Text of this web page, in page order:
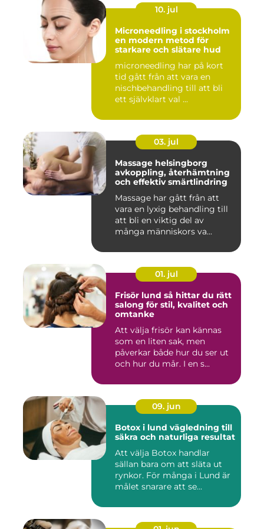
10. jul
Microneedling i stockholm
en modern metod för
starkare och slätare hud
microneedling har på kort
tid gått från att vara en
nischbehandling till att bli
ett självklart val ...
03. jul
Massage helsingborg
avkoppling, återhämtning
och effektiv smärtlindring
Massage har gått från att
vara en lyxig behandling till
att bli en viktig del av
många människors va...
01. jul
Frisör lund så hittar du rätt
salong för stil, kvalitet och
omtanke
Att välja frisör kan kännas
som en liten sak, men
påverkar både hur du ser ut
och hur du mår. I en s...
09. jun
Botox i lund vägledning till
säkra och naturliga resultat
Att välja Botox handlar
sällan bara om att släta ut
rynkor. För många i Lund är
målet snarare att se...